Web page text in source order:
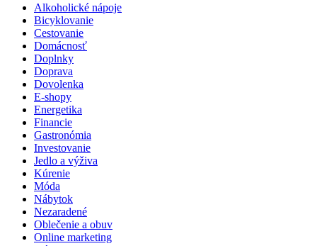
Alkoholické nápoje
Bicyklovanie
Cestovanie
Domácnosť
Doplnky
Doprava
Dovolenka
E-shopy
Energetika
Financie
Gastronómia
Investovanie
Jedlo a výživa
Kúrenie
Móda
Nábytok
Nezaradené
Oblečenie a obuv
Online marketing